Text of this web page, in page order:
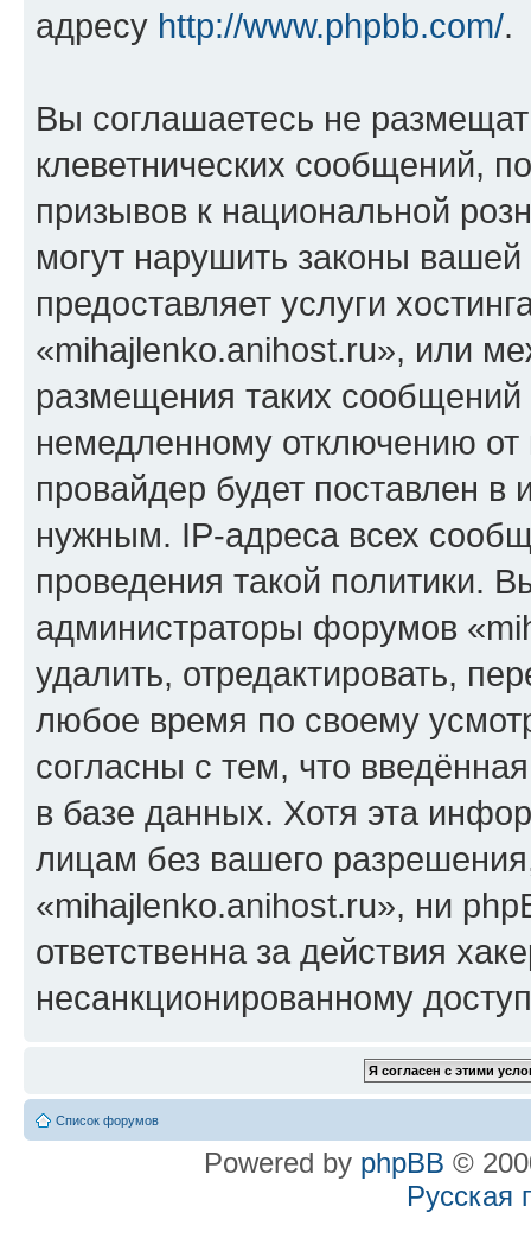
адресу http://www.phpbb.com/.
Вы соглашаетесь не
клеветнических сообщений,
призывов к национальной
могут нарушить законы
предоставляет услуги
«mihajlenko.anihost.ru», или
размещения таких
немедленному отключению
провайдер будет поставлен в
нужным. IP-адреса всех
проведения такой политики.
администраторы форумов
удалить, отредактировать,
любое время по своему
согласны с тем, что
в базе данных. Хотя эта
лицам без вашего
«mihajlenko.anihost.ru», ни
ответственна за действия
несанкционированному
Список форумов
Powered by phpBB ©
Русская